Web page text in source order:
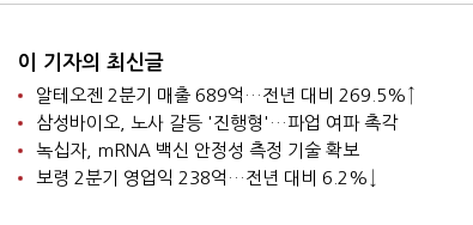
이 기자의 최신글
알테오젠 2분기 매출 689억…전년 대비 269.5%↑
삼성바이오, 노사 갈등 '진행형'…파업 여파 촉각
녹십자, mRNA 백신 안정성 측정 기술 확보
보령 2분기 영업익 238억…전년 대비 6.2%↓